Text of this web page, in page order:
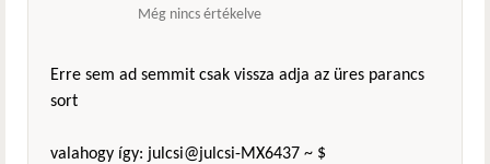
Még nincs értékelve
Erre sem ad semmit csak vissza adja az üres parancs
sort
valahogy így: julcsi@julcsi-MX6437 ~ $